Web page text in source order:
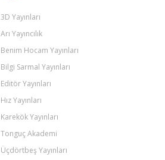
3D Yayınları
Arı Yayıncılık
Benim Hocam Yayınları
Bilgi Sarmal Yayınları
Editör Yayınları
Hız Yayınları
Karekök Yayınları
Tonguç Akademi
Üçdörtbeş Yayınları